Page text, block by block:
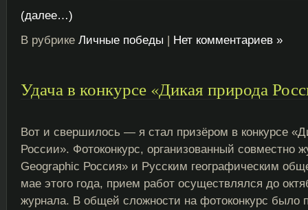
(далее…)
В рубрике Личные победы | Нет комментариев »
Удача в конкурсе «Дикая природа
Вот и свершилось — я стал призёром в конкурсе
России». Фотоконкурс, организованный совместно
Geographic Россия» и Русским географическим
мае этого года, прием работ осуществлялся до
журнала. В общей сложности на фотоконкурс было